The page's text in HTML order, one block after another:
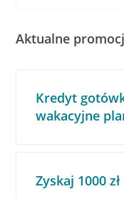
Aktualne
Kredyt
wakacyjne
Zyskaj 1000 zł